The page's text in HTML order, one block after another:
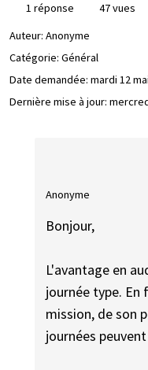
1 réponse
47 vues
Auteur: Anonyme
Catégorie: Général
Date demandée: mardi 12
Dernière mise à jour:
Anonyme
Bonjour,
L'avantage en
journée type.
mission, de son
journées